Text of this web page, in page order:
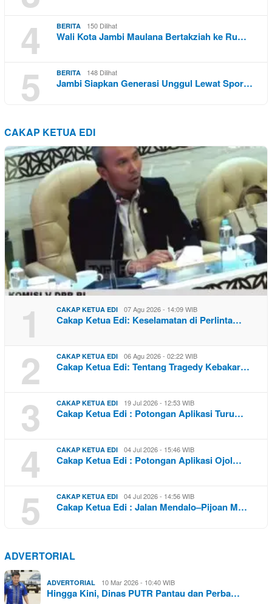
4
BERITA 150 Dilihat
Wali Kota Jambi Maulana Bertakziah ke Ru…
5 BERITA 148 Dilihat
Jambi Siapkan Generasi Unggul Lewat Spor…
CAKAP KETUA EDI
1 CAKAP KETUA EDI 07 Agu 2026 - 14:09 WIB
Cakap Ketua Edi: Keselamatan di Perlinta…
2 CAKAP KETUA EDI 06 Agu 2026 - 02:22 WIB
Cakap Ketua Edi: Tentang Tragedy Kebakar…
3 CAKAP KETUA EDI 19 Jul 2026 - 12:53 WIB
Cakap Ketua Edi : Potongan Aplikasi Turu…
4 CAKAP KETUA EDI 04 Jul 2026 - 15:46 WIB
Cakap Ketua Edi : Potongan Aplikasi Ojol…
5 CAKAP KETUA EDI 04 Jul 2026 - 14:56 WIB
Cakap Ketua Edi : Jalan Mendalo–Pijoan M…
ADVERTORIAL
ADVERTORIAL 10 Mar 2026 - 10:40 WIB
Hingga Kini, Dinas PUTR Pantau dan Perba…